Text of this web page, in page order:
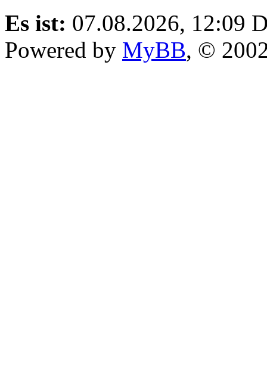
Es ist: 07.08.2026, 12:09
Powered by MyBB, ©